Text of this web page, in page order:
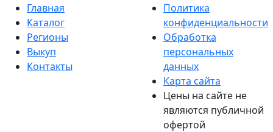
Главная
Каталог
Регионы
Выкуп
Контакты
Политика
конфиденциальности
Обработка
персональных
данных
Карта сайта
Цены на сайте не
являются публичной
офертой